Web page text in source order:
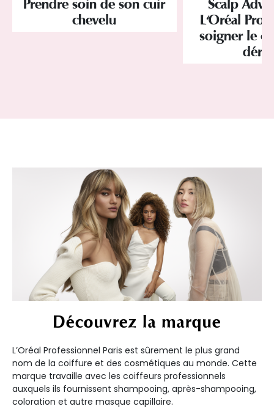
Prendre soin de son cuir
chevelu
Scalp
L'Oréal
soigner le
Découvrez la marque
L’Oréal Professionnel Paris est sûrement le plus grand
nom de la coiffure et des cosmétiques au monde. Cette
marque travaille avec les coiffeurs professionnels
auxquels ils fournissent shampooing, après-shampooing,
coloration et autre masque capillaire.